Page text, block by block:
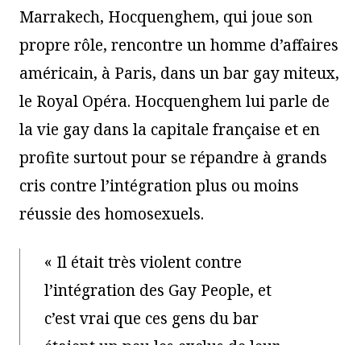
Marrakech, Hocquenghem, qui joue son
propre rôle, rencontre un homme d’affaires
américain, à Paris, dans un bar gay miteux,
le Royal Opéra. Hocquenghem lui parle de
la vie gay dans la capitale française et en
profite surtout pour se répandre à grands
cris contre l’intégration plus ou moins
réussie des homosexuels.
« Il était très violent contre
l’intégration des Gay People, et
c’est vrai que ces gens du bar